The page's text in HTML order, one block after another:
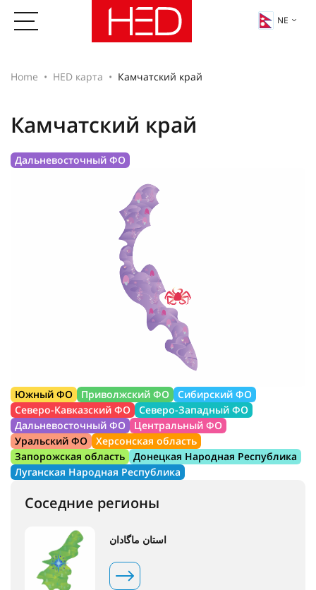
NE
Home HED карта Камчатский край
Камчатский край
Дальневосточный ФО
Южный ФО Приволжский ФО
Сибирский ФО
Северо-Кавказский ФО
Северо-Западный ФО
Дальневосточный ФО
Центральный ФО
Уральский ФО
Херсонская область
Запорожская область
Донецкая Народная Республика
Луганская Народная Республика
Соседние регионы
استان ماگادان